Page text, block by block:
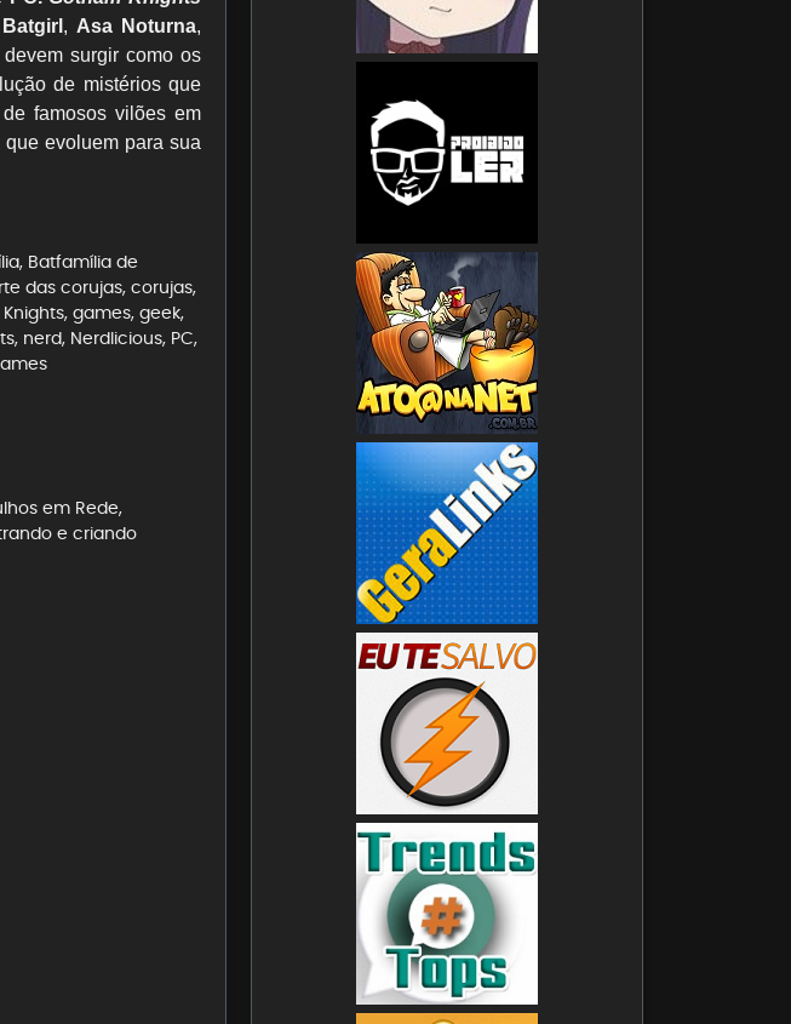
Batgirl , Asa Noturna,
surgir como os
de mistérios que
famosos vilões em
evoluem para sua
, Batfamília de
das corujas, corujas,
, games, geek,
, nerd, Nerdlicious, PC,
em Rede,
e criando